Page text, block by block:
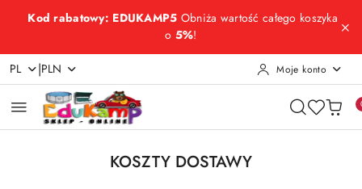
Przejdź do treści głównej
Przejdź do wyszukiwarki
Przejdź do moje konto
Przejdź do menu głównego
Przejdź do stopki
Kod rabatowy: EDUKAMP5 Obniża wartość całego koszyka
o 5%!
PL |PLN Moje konto
KOSZTY DOSTAWY